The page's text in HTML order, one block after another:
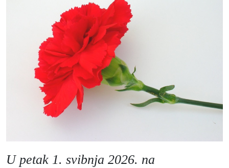
English
U petak 1. svibnja 2026. na